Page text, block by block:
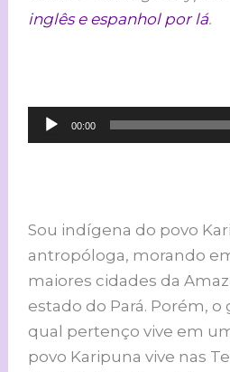
inglês e espanhol por lá.
Tocador
de
00:00
Sou indígena do povo
antropóloga, morando
maiores cidades da
estado do Pará. Porém,
qual pertenço vive em
povo Karipuna vive nas